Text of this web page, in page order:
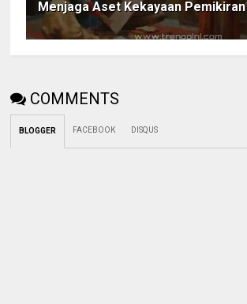
Menjaga Aset Kekayaan Pemikiran
COMMENTS
BLOGGER FACEBOOK DISQUS